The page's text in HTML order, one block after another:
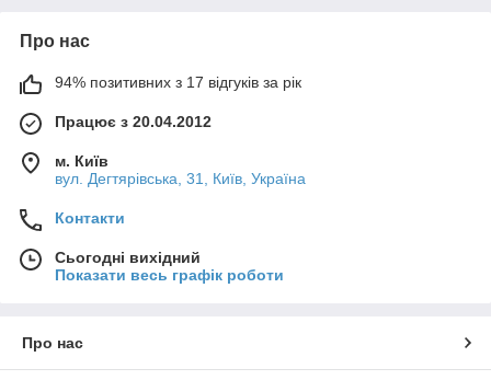
Про нас
94% позитивних з 17 відгуків за рік
Працює з 20.04.2012
м. Київ
вул. Дегтярівська, 31, Київ, Україна
Контакти
Сьогодні вихідний
Показати весь графік роботи
Про нас